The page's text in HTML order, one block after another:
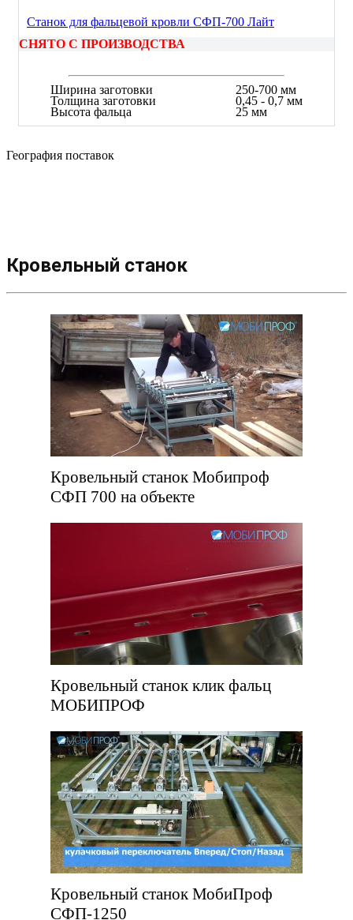
Станок для фальцевой кровли СФП-700 Лайт
СНЯТО С ПРОИЗВОДСТВА
Ширина заготовки
Толщина заготовки
Высота фальца
250-700 мм
0,45 - 0,7 мм
25 мм
География поставок
Кровельный станок
Кровельный станок Мобипроф
СФП 700 на объекте
Кровельный станок клик фальц
МОБИПРОФ
Кровельный станок МобиПроф
СФП-1250